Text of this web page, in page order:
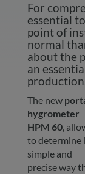
For
essential
point of
normal
about the
an
The new
hygrometer
HPM 60,
to determine
simple and
precise way